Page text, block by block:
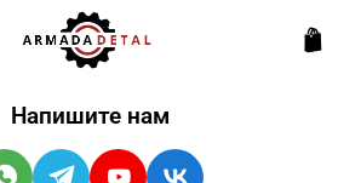
Напишите нам